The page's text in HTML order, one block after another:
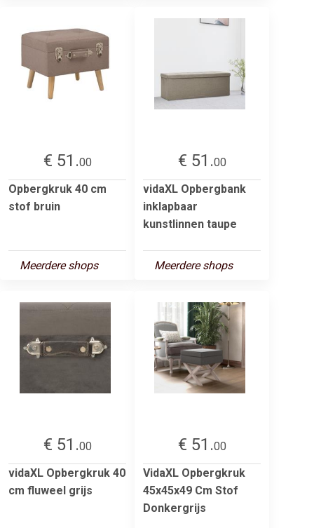
€ 51.00
Opbergkruk 40 cm
stof bruin
Meerdere shops
€ 51.00
vidaXL Opbergbank
inklapbaar
kunstlinnen taupe
Meerdere shops
€ 51.00
vidaXL Opbergkruk 40
cm fluweel grijs
€ 51.00
VidaXL Opbergkruk
45x45x49 Cm Stof
Donkergrijs